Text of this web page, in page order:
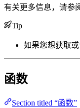
有关更多信息，请参
Tip
如果您想获取
函数
Section titled “函数”